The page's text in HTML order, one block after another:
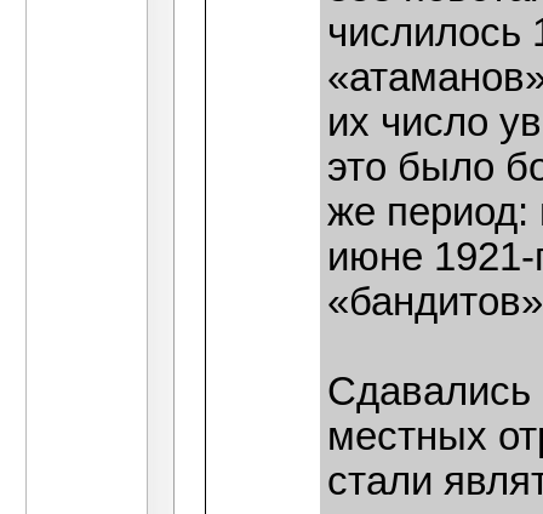
числилось
их число
это было
же
июне 1921-
Сдавались
местных
стали